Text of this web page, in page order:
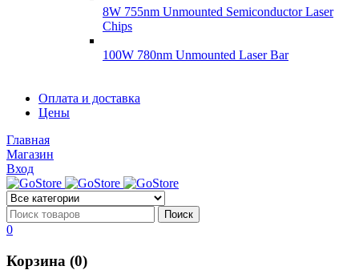
8W 755nm Unmounted Semiconductor Laser
Chips
100W 780nm Unmounted Laser Bar
Диоды
Оплата и доставка
Цены
Главная
Магазин
Вход
0
Корзина (0)